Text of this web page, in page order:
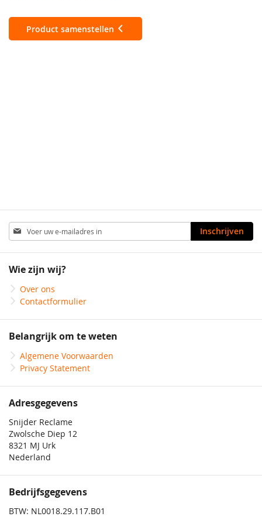
Product samenstellen
Abonneer
u
op
nieuwsbrief
Inschrijven
Wie zijn wij?
Over ons
Contactformulier
Belangrijk om te weten
Algemene Voorwaarden
Privacy Statement
Adresgegevens
Snijder Reclame
Zwolsche Diep 12
8321 MJ Urk
Nederland
Bedrijfsgegevens
BTW: NL0018.29.117.B01